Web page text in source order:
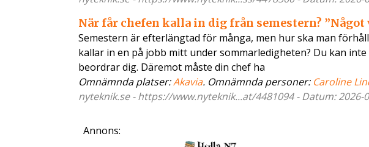
När får chefen kalla in dig från semestern?
Semestern är efterlängtad för många, men hur ska man
kallar in en på jobb mitt under sommarledigheten? Du kan
beordrar dig. Däremot måste din chef ha
Omnämnda platser:Akavia. Omnämnda personer: Caroline
nyteknik.se - https://www.nyteknik...at/4481094 - Datum: 2026-
Annons: